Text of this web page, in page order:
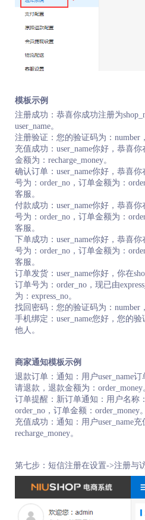
模板示例
注册成功：恭喜你成功注册为
user_name。
注册验证：您的验证码为：number
充值成功：user_name你好，恭喜
金额为：recharge_money。
确认订单：user_name你好，恭喜
号为：order_no，订单金额为：
客服。
付款成功：user_name你好，恭喜
号为：order_no，订单金额为：
客服。
下单成功：user_name你好，恭喜
号为：order_no，订单金额为：
客服。
订单发货：user_name你好，你在
订单号为：order_no，现已由
为：express_no。
找回密码：您的验证码为：number
手机绑定：user_name您好，您的
他人。
商家通知模板示例
退款订单：通知：用户user_name
请退款，退款金额为：order_money
订单提醒：新订单通知：用户名称
order_no，订单金额：order_money。
充值成功：通知：用户user_name
recharge_money。
第七步：短信注册在设置->注册与